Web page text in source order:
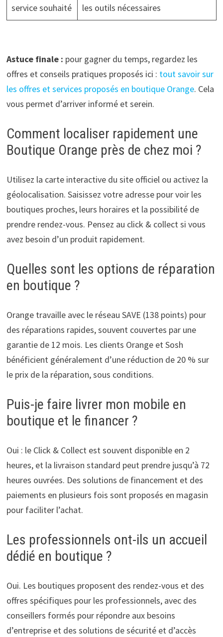
service souhaité
les outils nécessaires
Astuce finale : pour gagner du temps, regardez les
offres et conseils pratiques proposés ici : tout savoir sur
les offres et services proposés en boutique Orange. Cela
vous permet d’arriver informé et serein.
Comment localiser rapidement une
Boutique Orange près de chez moi ?
Utilisez la carte interactive du site officiel ou activez la
géolocalisation. Saisissez votre adresse pour voir les
boutiques proches, leurs horaires et la possibilité de
prendre rendez-vous. Pensez au click & collect si vous
avez besoin d’un produit rapidement.
Quelles sont les options de réparation
en boutique ?
Orange travaille avec le réseau SAVE (138 points) pour
des réparations rapides, souvent couvertes par une
garantie de 12 mois. Les clients Orange et Sosh
bénéficient généralement d’une réduction de 20 % sur
le prix de la réparation, sous conditions.
Puis-je faire livrer mon mobile en
boutique et le financer ?
Oui : le Click & Collect est souvent disponible en 2
heures, et la livraison standard peut prendre jusqu’à 72
heures ouvrées. Des solutions de financement et des
paiements en plusieurs fois sont proposés en magasin
pour faciliter l’achat.
Les professionnels ont-ils un accueil
dédié en boutique ?
Oui. Les boutiques proposent des rendez-vous et des
offres spécifiques pour les professionnels, avec des
conseillers formés pour répondre aux besoins
d’entreprise et des solutions de sécurité et d’accès